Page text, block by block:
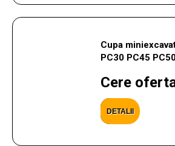
Cupa
PC30 PC45
Cere
DETALII